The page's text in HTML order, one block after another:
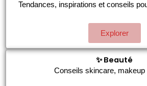
Tendances, inspirations et conseils
Explorer
✨ Beauté
Conseils skincare, makeup